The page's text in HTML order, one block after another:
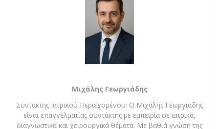
Μιχάλης Γεωργιάδης
Συντάκτης Ιατρικού Περιεχομένου: Ο Μιχάλης Γεωργιάδης
είναι επαγγελματίας συντάκτης με εμπειρία σε ιατρικά,
διαγνωστικά και χειρουργικά θέματα. Με βαθιά γνώση της